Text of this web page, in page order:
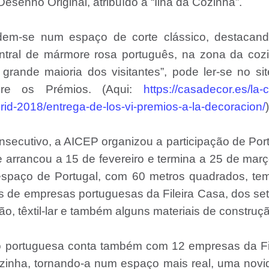
se num espaço de corte clássico,
de mármore rosa português, na zona da
maioria dos visitantes”, pode ler-se no
os Prémios. (Aqui:
https://casadecor.es/la-
2018/entrega-de-los-vi-premios-a-la-decoracion/)
a AICEP organizou a participação de
arrancou a 15 de fevereiro e termina a 25 de
de Portugal, com 60 metros quadrados,
empresas portuguesas da Fileira Casa, dos
têxtil-lar e também alguns materiais de
portuguesa conta também com 12 empresas da
tornando-a num espaço mais real, uma